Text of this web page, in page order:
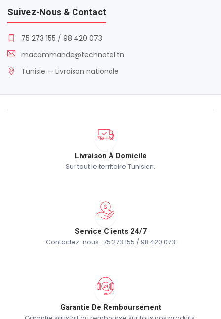
Suivez-Nous & Contact
75 273 155 / 98 420 073
macommande@technotel.tn
Tunisie — Livraison nationale
Livraison À Domicile
Sur tout le territoire Tunisien.
Service Clients 24/7
Contactez-nous : 75 273 155 / 98 420 073
Garantie De Remboursement